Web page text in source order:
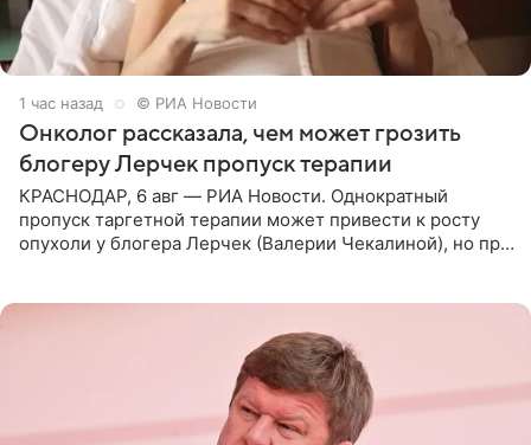
1 час назад © РИА Новости
Онколог рассказала, чем может грозить
блогеру Лерчек пропуск терапии
КРАСНОДАР, 6 авг — РИА Новости. Однократный
пропуск таргетной терапии может привести к росту
опухоли у блогера Лерчек (Валерии Чекалиной), но при